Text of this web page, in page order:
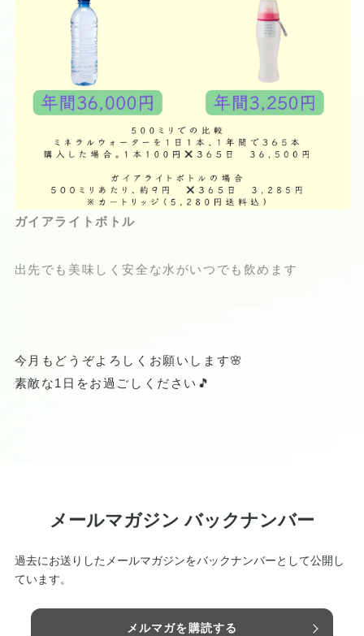
ガイアライトボトル
出先でも美味しく安全な水がいつでも飲めます
今月もどうぞよろしくお願いします🌸
素敵な1日をお過ごしください🎵
メールマガジン バックナンバー
過去にお送りしたメールマガジンをバックナンバーとして公開し
ています。
メルマガを購読する